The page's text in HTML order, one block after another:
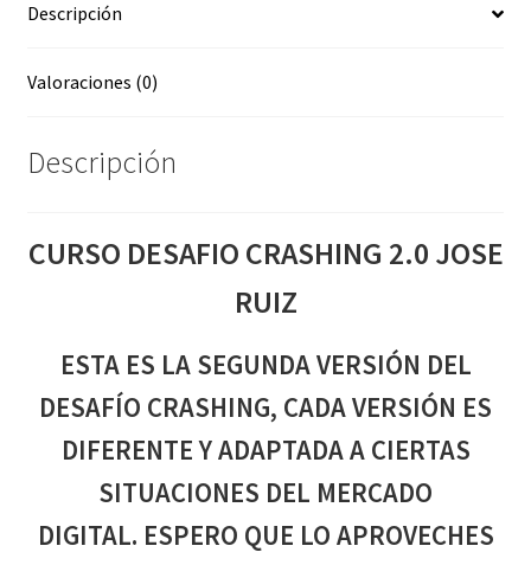
Descripción
Valoraciones (0)
Descripción
CURSO DESAFIO CRASHING 2.0 JOSE
RUIZ
ESTA ES LA SEGUNDA VERSIÓN DEL
DESAFÍO CRASHING, CADA VERSIÓN ES
DIFERENTE Y ADAPTADA A CIERTAS
SITUACIONES DEL MERCADO
DIGITAL. ESPERO QUE LO APROVECHES​